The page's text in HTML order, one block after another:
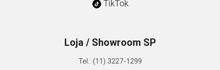
TikTok
Loja / Showroom SP
Tel.: (11) 3227-1299